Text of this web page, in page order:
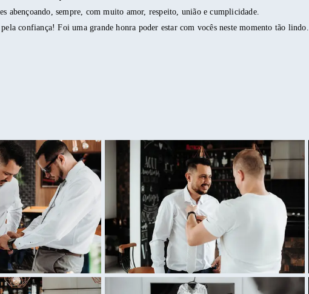
abençoando, sempre, com muito amor, respeito, união e cumplicidade.
confiança! Foi uma grande honra poder estar com vocês neste momento tão lindo.